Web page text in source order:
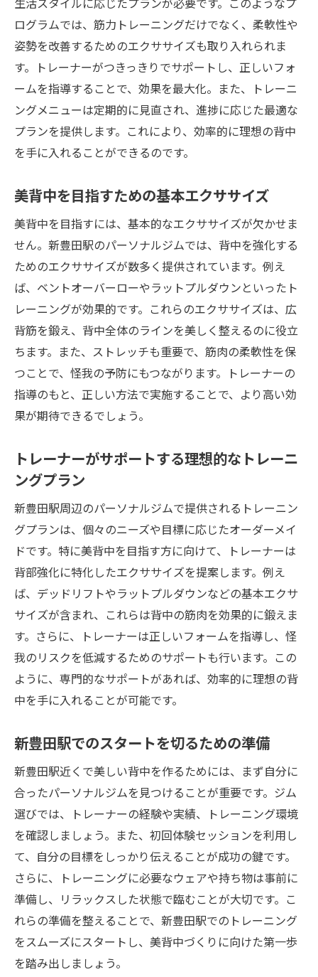
美背中のための背部特化型トレーニング紹
介
新豊田のジムで体験する実用的なトレーニ
ング方法
背部強化がもたらす長期的な成果
新豊田駅のパーソナルジムでトレーナーが教え
る美背中の秘訣
ング技術
トレーナーとのコミュニケーションが重要
な理由
初心者でも安心して始められるトレーニン
グ方法
ジムで学ぶセルフトレーニングのコツ
美背中を維持するためのトレーニング継続
法
美しい背中を目指すなら新豊田駅のパーソナル
ジムで体験レッスンを
れ
トレーニング前に知っておきたい基礎知識
体験レッスンで得られる自信とモチベーシ
ョン
新規参加者にお勧めのプログラム紹介
体験後に続けるべきトレーニングステップ
美背中への第一歩を踏み出す方法
パーソナルジムでの背部強化がもたらす姿勢改
善と美しいライン
姿勢改善のための基本的なエクササイズ
背部強化がもたらすボディラインの変化
日常生活に取り入れたい簡単トレーニング
姿勢と背中の健康維持法
長期間続けることで得られる理想的な体型
新豊田駅での美背中づくりはパーソナルジムで
無理なく始めよう
無理のないトレーニング計画の立て方
初心者でも安心のステップアップトレーニ
ング
パーソナルジムのファシリティと設備紹介
継続するためのモチベーションの保ち方
ログラムでは、筋力トレーニングだけでなく、柔軟性や
姿勢を改善するためのエクササイズも取り入れられま
す。トレーナーがつきっきりでサポートし、正しいフォ
ームを指導することで、効果を最大化。また、トレーニ
ングメニューは定期的に見直され、進捗に応じた最適な
プランを提供します。これにより、効率的に理想の背中
を手に入れることができるのです。
美背中を目指すための基本エクササイズ
美背中を目指すには、基本的なエクササイズが欠かせま
せん。新豊田駅のパーソナルジムでは、背中を強化する
ためのエクササイズが数多く提供されています。例え
ば、ベントオーバーローやラットプルダウンといったト
レーニングが効果的です。これらのエクササイズは、広
背筋を鍛え、背中全体のラインを美しく整えるのに役立
ちます。また、ストレッチも重要で、筋肉の柔軟性を保
つことで、怪我の予防にもつながります。トレーナーの
指導のもと、正しい方法で実施することで、より高い効
果が期待できるでしょう。
トレーナーがサポートする理想的なトレーニ
ングプラン
新豊田駅周辺のパーソナルジムで提供されるトレーニン
グプランは、個々のニーズや目標に応じたオーダーメイ
ドです。特に美背中を目指す方に向けて、トレーナーは
背部強化に特化したエクササイズを提案します。例え
ば、デッドリフトやラットプルダウンなどの基本エクサ
サイズが含まれ、これらは背中の筋肉を効果的に鍛えま
す。さらに、トレーナーは正しいフォームを指導し、怪
我のリスクを低減するためのサポートも行います。この
ように、専門的なサポートがあれば、効率的に理想の背
中を手に入れることが可能です。
新豊田駅でのスタートを切るための準備
新豊田駅近くで美しい背中を作るためには、まず自分に
合ったパーソナルジムを見つけることが重要です。ジム
選びでは、トレーナーの経験や実績、トレーニング環境
を確認しましょう。また、初回体験セッションを利用し
て、自分の目標をしっかり伝えることが成功の鍵です。
さらに、トレーニングに必要なウェアや持ち物は事前に
準備し、リラックスした状態で臨むことが大切です。こ
れらの準備を整えることで、新豊田駅でのトレーニング
をスムーズにスタートし、美背中づくりに向けた第一歩
を踏み出しましょう。